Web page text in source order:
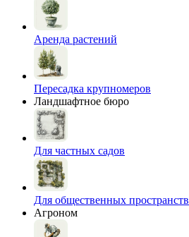
Аренда растений
Пересадка крупномеров
Ландшафтное бюро
Для частных садов
Для общественных пространств
Агроном